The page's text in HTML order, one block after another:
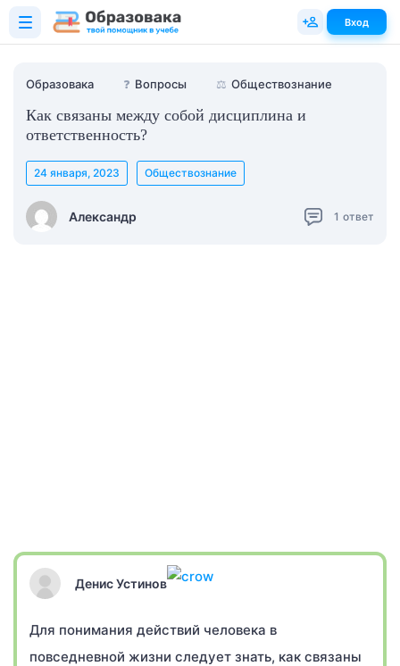
Образовака ❓ Вопросы ⚖️ Обществознание
Как связаны между собой дисциплина и
ответственность?
Александр
24 января, 2023 Обществознание
1 ответ
Денис Устинов
Для понимания действий человека в
повседневной жизни следует знать, как связаны
Вход